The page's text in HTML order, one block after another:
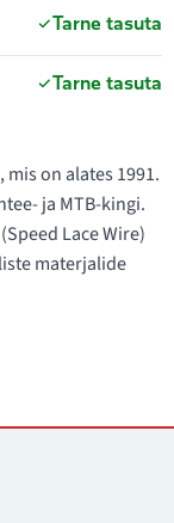
Tarne tasuta
Tarne tasuta
on alates 1991.
ja MTB-kingi.
Lace Wire)
materjalide